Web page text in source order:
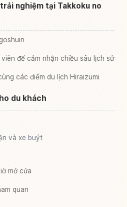
nghiệm tại Takkoku no
để cảm nhận chiều sâu lịch sử
các điểm du lịch Hiraizumi
du khách
và xe buýt
mở cửa
quan